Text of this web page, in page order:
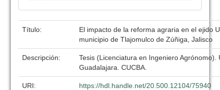
Título:
El impacto de la reforma agraria en el ejido
municipio de Tlajomulco de Zúñiga, Jalisco
Descripción:
Tesis (Licenciatura en Ingeniero Agrónomo).
Guadalajara. CUCBA.
URI: https://hdl.handle.net/20.500.12104/75940